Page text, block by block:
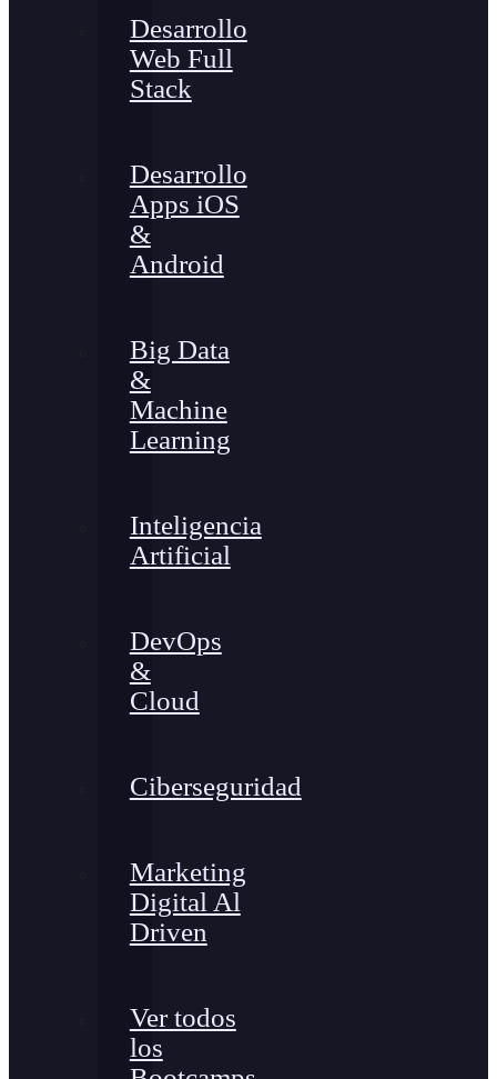
Desarrollo
Web Full
Stack
Desarrollo
Apps iOS
&
Android
Big Data
&
Machine
Learning
Inteligencia
Artificial
DevOps
&
Cloud
Ciberseguridad
Marketing
Digital Al
Driven
Ver todos
los